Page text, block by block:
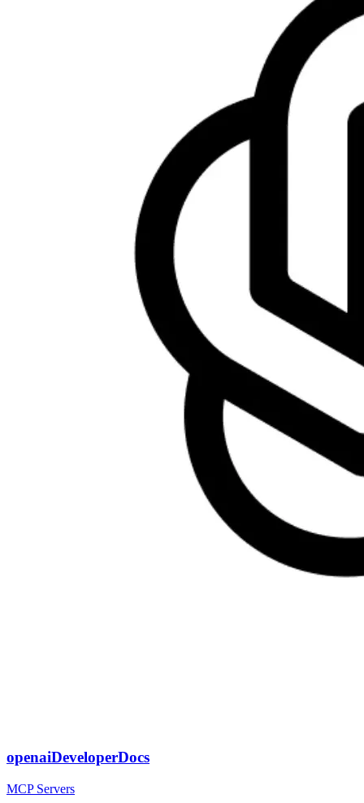
openaiDeveloperDocs
MCP Servers